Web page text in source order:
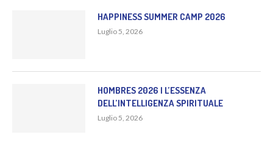
HAPPINESS SUMMER CAMP 2026
Luglio 5, 2026
HOMBRES 2026 | L’ESSENZA
DELL’INTELLIGENZA SPIRITUALE
Luglio 5, 2026